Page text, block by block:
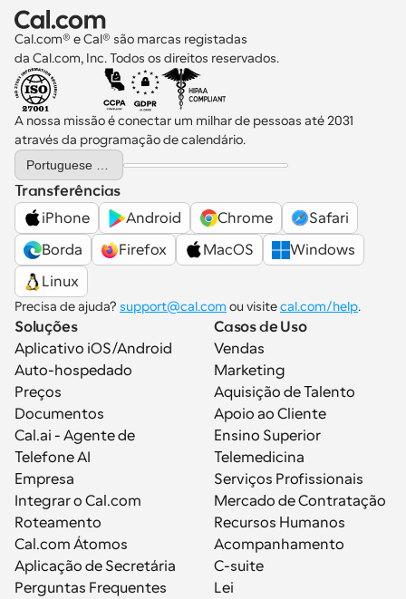
Cal.com® e Cal® são marcas registadas
da Cal.com, Inc. Todos os direitos reservados.
A nossa missão é conectar um milhar de pessoas até 2031
através da programação de calendário.
Select Language
Transferências
iPhone
Android Chrome
Safari
Borda
Firefox MacOS
Windows
Linux
Precisa de ajuda? support@cal.com ou visite cal.com/help.
Soluções
Aplicativo iOS/Android
Auto-hospedado
Preços
Documentos
Cal.ai - Agente de
Telefone AI
Empresa
Integrar o Cal.com
Roteamento
Cal.com Átomos
Aplicação de Secretária
Perguntas Frequentes
Casos de Uso
Vendas
Marketing
Aquisição de Talento
Apoio ao Cliente
Ensino Superior
Telemedicina
Serviços Profissionais
Mercado de Contratação
Recursos Humanos
Acompanhamento
C-suite
Lei